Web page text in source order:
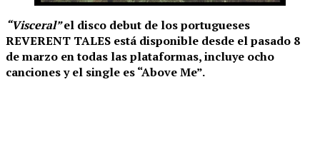
“Visceral”el disco debut de los portugueses
REVERENT TALES está disponible desde el pasado 8
de marzo en todas las plataformas, incluye ocho
canciones y el single es “Above Me”.